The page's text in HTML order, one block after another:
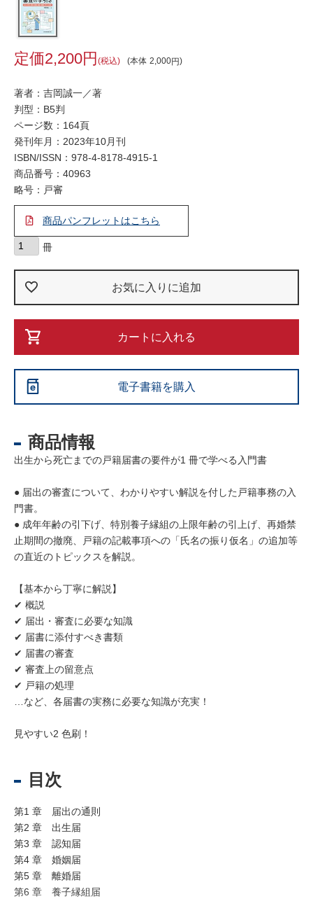
本体 2,000
2,200 税込
著者：吉岡誠一／著
判型：B5判
ページ数：164頁
発刊年月：2023年10月刊
ISBN/ISSN： 978-4-8178-4915-1
商品番号：40963
略号：戸審
商品パンフレットはこちら
お気に入りに追加
カートに入れる
電子書籍を購入
商品情報
出生から死亡までの戸籍届書の要件が1 冊で学べる入門書
● 届出の審査について、わかりやすい解説を付した戸籍事務の入
門書。
● 成年年齢の引下げ、特別養子縁組の上限年齢の引上げ、再婚禁
止期間の撤廃、戸籍の記載事項への「氏名の振り仮名」の追加等
の直近のトピックスを解説。
【基本から丁寧に解説】
✔ 概説
✔ 届出・審査に必要な知識
✔ 届書に添付すべき書類
✔ 届書の審査
✔ 審査上の留意点
✔ 戸籍の処理
…など、各届書の実務に必要な知識が充実！
見やすい2 色刷！
目次
第1 章 届出の通則
第2 章 出生届
第3 章 認知届
第4 章 婚姻届
第5 章 離婚届
第6 章 養子縁組届